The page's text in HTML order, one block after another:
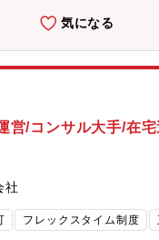
て、チーム運営にも主体的
■企業担当から見た魅力・内
策やブランディングの見直
運用にとどまらず、企画や
しながら周囲を巻き込んで仕
ションです。・内定後のエン
業にとって重要な人材確保
切な期間に寄り添い、一人
ることができます。・新卒採
7時間、想定残業は月30時間
、無理なくメリハリをつけて
リアパス・DTC新卒採用チー
気になる
営/コンサル大手/在
社
フレックスタイム制度